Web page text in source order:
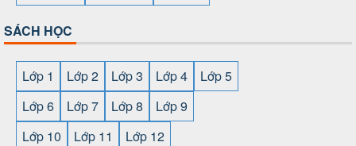
SÁCH HỌC
Lớp 1 Lớp 2 Lớp 3 Lớp 4
Lớp 5
Lớp 6
Lớp 7 Lớp 8
Lớp 9
Lớp 10
Lớp 11
Lớp 12